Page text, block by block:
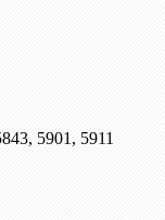
5901, 5911